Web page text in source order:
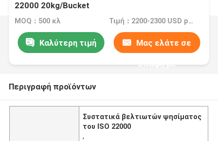
22000 20kg/Bucket
MOQ：500 κλ Τιμή：2200-2300 USD per ton
Καλύτερη τιμή Μας ελάτε σε
επαφή με
Περιγραφή προϊόντων
Συστατικά βελτιωτών ψησίματος
του ISO 22000
,